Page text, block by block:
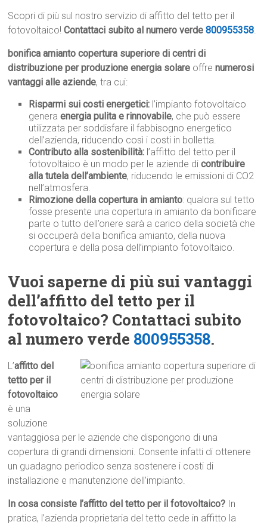
Scopri di più sul nostro servizio di affitto del tetto per il
fotovoltaico!Contattaci subito al numero verde 800955358.
bonifica amianto copertura superiore di centri di
distribuzione per produzione energia solare offrenumerosi
vantaggi alle aziende, tra cui:
Risparmi sui costi energetici: l’impianto fotovoltaico
generaenergia pulita e rinnovabile, che può essere
utilizzata per soddisfare il fabbisogno energetico
dell’azienda, riducendo così i costi in bolletta.
Contributo alla sostenibilità: l’affitto del tetto per il
fotovoltaico è un modo per le aziende dicontribuire
alla tutela dell’ambiente, riducendo le emissioni di CO2
nell’atmosfera.
Rimozione della copertura in amianto: qualora sul tetto
fosse presente una copertura in amianto da bonificare
parte o tutto dell’onere sarà a carico della società che
si occuperà della bonifica amianto, della nuova
copertura e della posa dell’impianto fotovoltaico.
Vuoi saperne di più sui vantaggi
dell’affitto del tetto per il
fotovoltaico? Contattaci subito
al numero verde 800955358.
L’affitto del
tetto per il
fotovoltaico
è una
soluzione
vantaggiosa per le aziende che dispongono di una
copertura di grandi dimensioni. Consente infatti di ottenere
un guadagno periodico senza sostenere i costi di
installazione e manutenzione dell’impianto.
In cosa consiste l’affitto del tetto per il fotovoltaico? In
pratica, l’azienda proprietaria del tetto cede in affitto la